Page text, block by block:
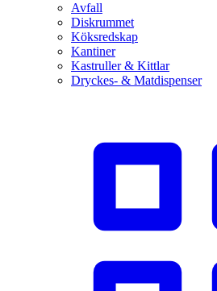
Avfall
Diskrummet
Köksredskap
Kantiner
Kastruller & Kittlar
Dryckes- & Matdispenser